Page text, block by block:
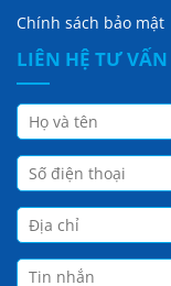
Chính sách bảo mật
LIÊN HỆ TƯ VẤN